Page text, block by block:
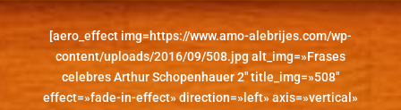
[aero_effect img=https://www.amo-alebrijes.com/wp-
content/uploads/2016/09/508.jpg alt_img=»Frases
celebres Arthur Schopenhauer 2″ title_img=»508″
effect=»fade-in-effect» direction=»left» axis=»vertical»